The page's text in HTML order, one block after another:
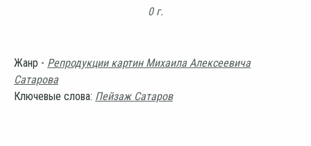
0 г.
Жанр - Репродукции картин Михаила Алексеевича
Сатарова
Ключевые слова: Пейзаж Сатаров